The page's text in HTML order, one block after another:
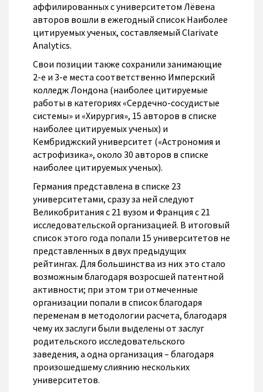
аффилированных с университетом Лёвена
авторов вошли в ежегодный список Наиболее
цитируемых ученых, составляемый Clarivate
Analytics.
Свои позиции также сохранили занимающие
2-е и 3-е места соответственно Имперский
колледж Лондона (наиболее цитируемые
работы в категориях «Сердечно-сосудистые
системы» и «Хирургия», 15 авторов в списке
наиболее цитируемых ученых) и
Кембриджский университет («Астрономия и
астрофизика», около 30 авторов в списке
наиболее цитируемых ученых).
Германия представлена в списке 23
университетами, сразу за ней следуют
Великобритания с 21 вузом и Франция с 21
исследовательской организацией. В итоговый
список этого года попали 15 университетов не
представленных в двух предыдущих
рейтингах. Для большинства из них это стало
возможным благодаря возросшей патентной
активности; при этом три отмеченные
организации попали в список благодаря
переменам в методологии расчета, благодаря
чему их заслуги были выделены от заслуг
родительского исследовательского
заведения, а одна организация – благодаря
произошедшему слиянию нескольких
университетов.